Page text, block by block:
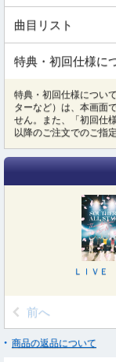
曲目リスト
特典・初回仕様に
特典・初回仕様につい
ターなど）は、本画面
せん。また、「初回仕
以降のご注文でのご指
前へ
商品の返品について